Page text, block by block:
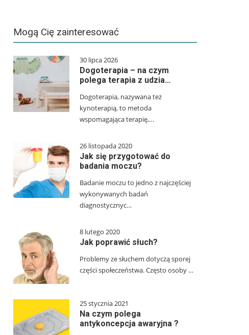
Mogą Cię zainteresować
30 lipca 2026
Dogoterapia – na czym
polega terapia z udzia…
Dogoterapia, nazywana też
kynoterapią, to metoda
wspomagająca terapię,…
26 listopada 2020
Jak się przygotować do
badania moczu?
Badanie moczu to jedno z najczęściej
wykonywanych badań
diagnostycznyc…
8 lutego 2020
Jak poprawić słuch?
Problemy ze słuchem dotyczą sporej
części społeczeństwa. Często osoby …
25 stycznia 2021
Na czym polega
antykoncepcja awaryjna ?